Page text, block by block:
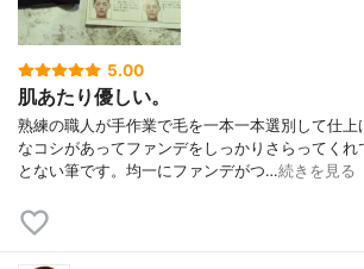
5.00
肌あたり優しい。
熟練の職人が手作業で毛を一本一本選別して仕
なコシがあってファンデをしっかりさらってくれ
とない筆です。均一にファンデがつ…続きを見る